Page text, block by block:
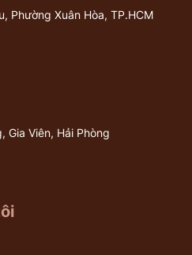
Phường Xuân Hòa, TP.HCM
Gia Viên, Hải Phòng